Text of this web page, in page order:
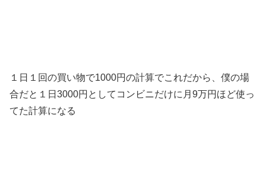
１日１回の買い物で1000円の計算でこれだから、僕の場
合だと１日3000円としてコンビニだけに月9万円ほど使っ
てた計算になる